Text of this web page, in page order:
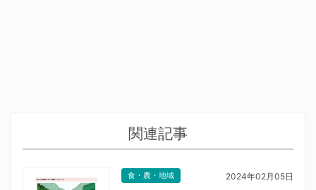
関連記事
食・農・地域 2024年02月05日